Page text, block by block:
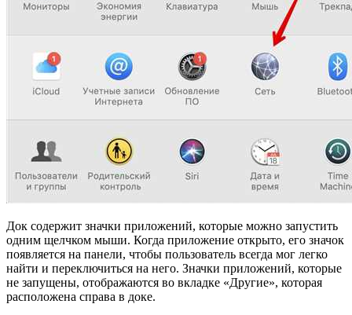
Док содержит значки приложений, которые можно запустить
одним щелчком мыши. Когда приложение открыто, его значок
появляется на панели, чтобы пользователь всегда мог легко
найти и переключиться на него. Значки приложений, которые
не запущены, отображаются во вкладке «Другие», которая
расположена справа в доке.